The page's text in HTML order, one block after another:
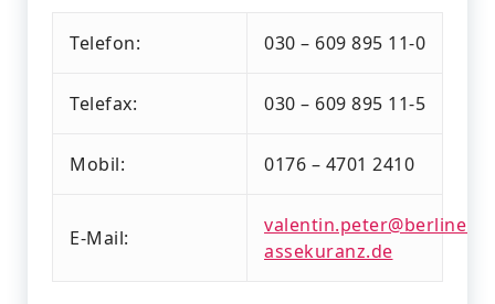
Telefon: 030 – 609 895 11-0
Telefax: 030 – 609 895 11-5
Mobil: 0176 – 4701 2410
E-Mail:
valentin.peter@berliner-
assekuranz.de